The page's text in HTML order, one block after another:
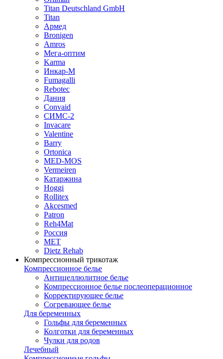
Titan Deutschland GmbH
Titan
Армед
Bronigen
Amros
Мега-оптим
Karma
Инкар-М
Fumagalli
Rebotec
Дания
Convaid
СИМС-2
Invacare
Valentine
Barry
Ortonica
MED-MOS
Vermeiren
Катаржина
Hoggi
Rollitex
Akcesmed
Patron
Reh4Mat
Россия
МЕТ
Dietz Rehab
Компрессионный трикотаж
Компрессионное белье
Антицеллюлитное белье
Компрессионное белье послеоперационное
Корректирующее белье
Согревающее белье
Для беременных
Гольфы для беременных
Колготки для беременных
Чулки для родов
Лечебный